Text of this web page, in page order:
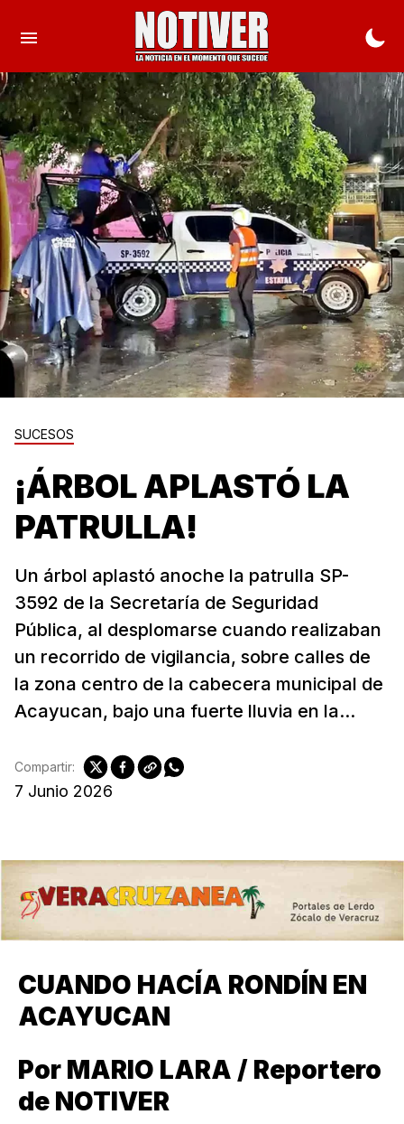
SUCESOS
¡ÁRBOL APLASTÓ LA
PATRULLA!
Un árbol aplastó anoche la patrulla SP-
3592 de la Secretaría de Seguridad
Pública, al desplomarse cuando realizaban
un recorrido de vigilancia, sobre calles de
la zona centro de la cabecera municipal de
Acayucan, bajo una fuerte lluvia en la...
7 Junio 2026
Compartir:
CUANDO HACÍA RONDÍN EN
ACAYUCAN
Por MARIO LARA / Reportero
de NOTIVER